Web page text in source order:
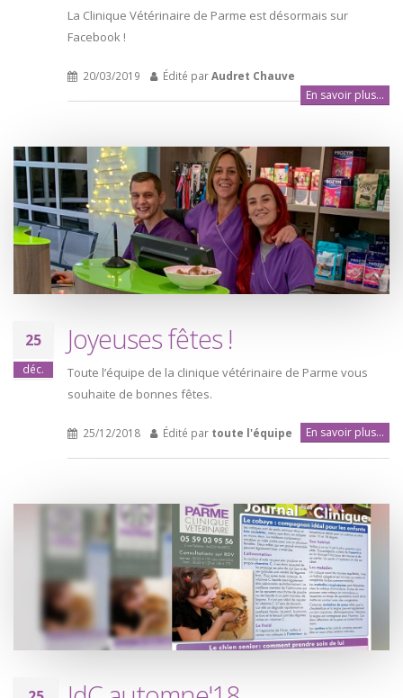
La Clinique Vétérinaire de Parme est désormais sur
Facebook !
20/03/2019 Édité parAudret Chauve
En savoir plus...
25
déc.
Joyeuses fêtes !
Toute l’équipe de la clinique vétérinaire de Parme vous
souhaite de bonnes fêtes.
25/12/2018 Édité par toute l'équipe En savoir plus...